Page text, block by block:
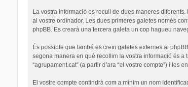
La vostra informació es recull de dues maneres
al vostre ordinador. Les dues primeres galetes només
phpBB. Es crearà una tercera galeta un cop hagueu
És possible que també es creïn galetes externes al
segona manera en què recollim la vostra informació és a
“agrupament.cat” (a partir d’ara “el vostre compte”) i
El vostre compte contindrà com a mínim un nom